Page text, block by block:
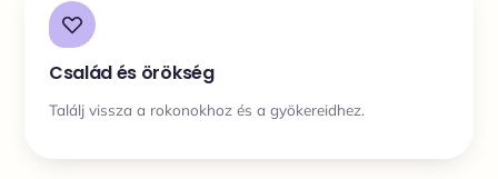
Család és örökség
Találj vissza a rokonokhoz és a gyökereidhez.